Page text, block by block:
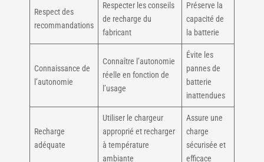
Respect des
recommandations
Respecter les conseils
de recharge du
fabricant
Préserve la
capacité de
la batterie
Connaissance de
l’autonomie
Connaître l’autonomie
réelle en fonction de
l’usage
Évite les
pannes de
batterie
inattendues
Recharge
adéquate
Utiliser le chargeur
approprié et recharger
à température
ambiante
Assure une
charge
sécurisée et
efficace